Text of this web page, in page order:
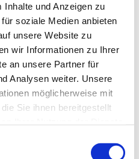
und Anzeigen zu
soziale Medien anbieten
unsere Website zu
wir Informationen zu Ihrer
an unsere Partner für
Analysen weiter. Unsere
möglicherweise mit
Sie ihnen bereitgestellt
bei
gewinnt an
Innerhalb